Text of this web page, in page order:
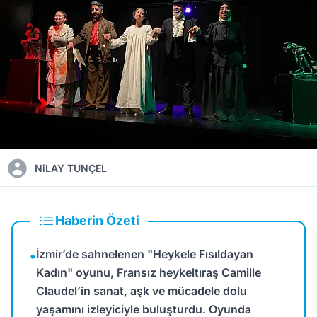
NiLAY TUNÇEL
Haberin Özeti
•İzmir’de sahnelenen "Heykele Fısıldayan
Kadın" oyunu, Fransız heykeltıraş Camille
Claudel’in sanat, aşk ve mücadele dolu
yaşamını izleyiciyle buluşturdu. Oyunda